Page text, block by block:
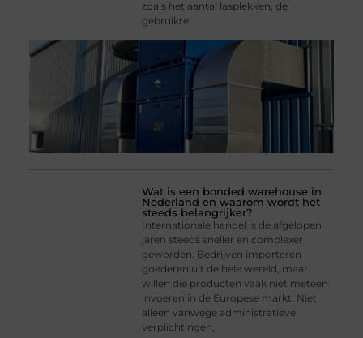
zoals het aantal lasplekken, de
gebruikte
Wat is een bonded warehouse in
Nederland en waarom wordt het
steeds belangrijker?
Internationale handel is de afgelopen
jaren steeds sneller en complexer
geworden. Bedrijven importeren
goederen uit de hele wereld, maar
willen die producten vaak niet meteen
invoeren in de Europese markt. Niet
alleen vanwege administratieve
verplichtingen,